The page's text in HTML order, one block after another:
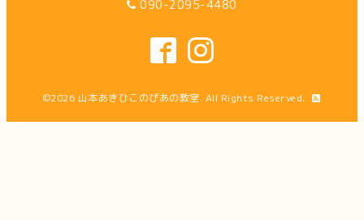
090-2095-4480
©2026 山本あきひこのぴあの教室. All Rights Reserved.